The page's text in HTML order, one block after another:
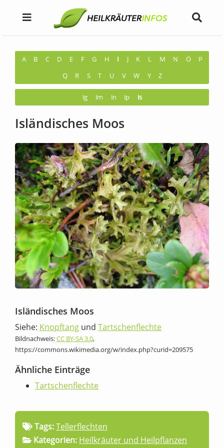
A B C D E F G H I J K L M N Ö
P
Q
R S T U V W Y Z
Ig Im In Ip Is
Isländisches Moos
Isländisches Moos
Siehe: Knopftang und Tartschenflechte
Bildnachweis:CC BY-SA 3.0,
https://commons.wikimedia.org/w/index.php?curid=209575
Ähnliche Einträge
Tartschenflechte
Tags:Tellerflechten
Kategorien: Heilkräuter und Heilpflanzen